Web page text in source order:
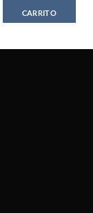
CARRITO